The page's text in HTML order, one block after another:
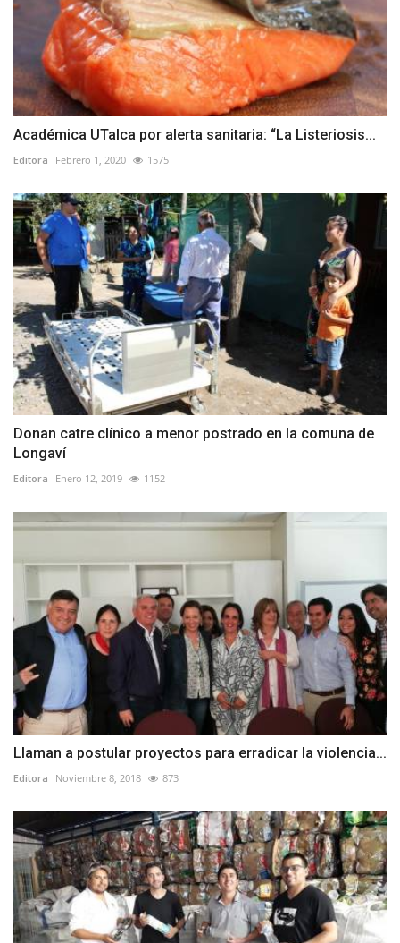
Académica UTalca por alerta sanitaria: “La Listeriosis...
Editora Febrero 1, 2020 1575
Donan catre clínico a menor postrado en la comuna de
Longaví
Editora Enero 12, 2019 1152
Llaman a postular proyectos para erradicar la violencia...
Editora Noviembre 8, 2018 873